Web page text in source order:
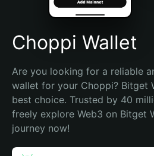
Español (Argentina)
Choppi Wallet
Are you looking for a reliable
wallet for your Choppi? Bitget
best choice. Trusted by 40
freely explore Web3 on Bitget
journey now!